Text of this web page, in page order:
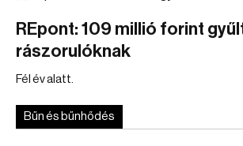
REpont: 109 millió forint
rászorulóknak
Fél év alatt.
Bűn és bűnhődés